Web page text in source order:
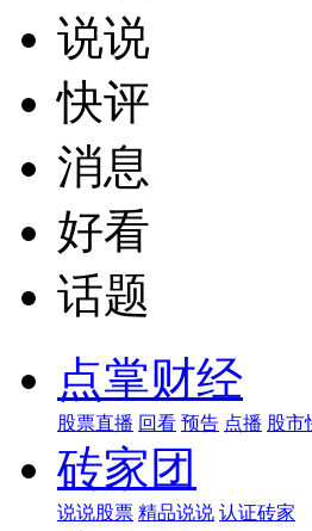
说说
快评
消息
好看
话题
点掌财经
股票直播 回看 预告 点播 股市
砖家团
说说股票 精品说说 认证砖家